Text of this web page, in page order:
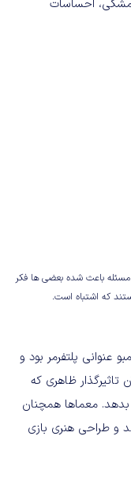
مشکی، احساسات
مسئله باعث شده بعضی ها فکر
که اشتباه است.
پلتفرمر بود و
تاثیرگذار ظاهری که
بدهد. معماها همچنان
و طراحی هنری بازی